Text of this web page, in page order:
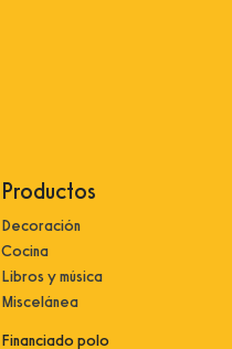
Productos
Decoración
Cocina
Libros y música
Miscelánea
Financiado polo